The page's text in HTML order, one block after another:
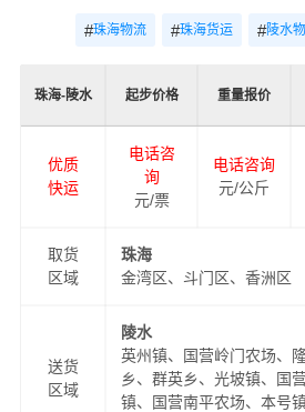
#珠海物流 #珠海货运 #陵水
珠海-陵水 起步价格 重量报价
优质
快运
电话咨
询
元/票
电话咨询
元/公斤
取货
区域
珠海
金湾区、斗门区、香洲区
送货
区域
陵水
英州镇、国营岭门农场、
乡、群英乡、光坡镇、国
镇、国营南平农场、本号